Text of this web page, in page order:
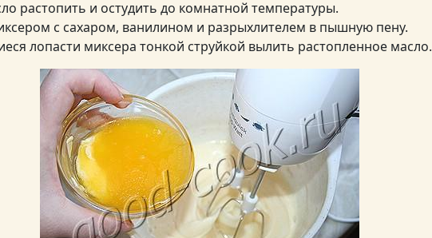
растопить и остудить до комнатной температуры.
с сахаром, ванилином и разрыхлителем в пышную пену.
лопасти миксера тонкой струйкой вылить растопленное масло.